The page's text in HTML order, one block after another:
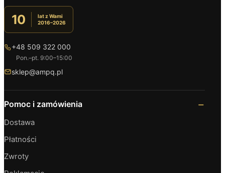
10
lat z Wami
2016–2026
+48 509 322 000
Pon.–pt. 9:00–15:00
sklep@ampq.pl
Pomoc i zamówienia
Dostawa
Płatności
Zwroty